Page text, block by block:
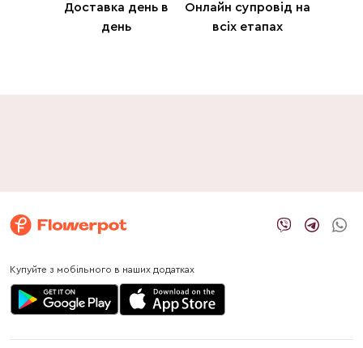
Доставка день в
день
Онлайн супровід на
всіх етапах
Купуйте з мобільного в наших додатках